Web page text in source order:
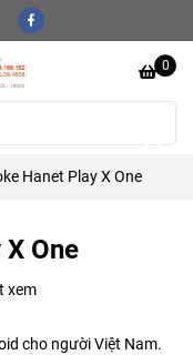
0
Hanet Play X One
One
xem
cho người Việt Nam.